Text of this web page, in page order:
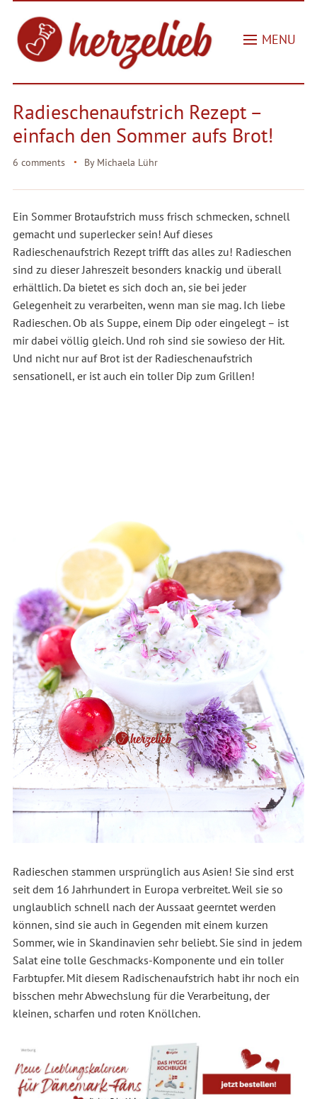
MENU
Radieschenaufstrich Rezept –
einfach den Sommer aufs Brot!
6 comments By Michaela Lühr
Ein Sommer Brotaufstrich muss frisch schmecken, schnell
gemacht und superlecker sein! Auf dieses
Radieschenaufstrich Rezept trifft das alles zu! Radieschen
sind zu dieser Jahreszeit besonders knackig und überall
erhältlich. Da bietet es sich doch an, sie bei jeder
Gelegenheit zu verarbeiten, wenn man sie mag. Ich liebe
Radieschen. Ob als Suppe, einem Dip oder eingelegt – ist
mir dabei völlig gleich. Und roh sind sie sowieso der Hit.
Und nicht nur auf Brot ist der Radieschenaufstrich
sensationell, er ist auch ein toller Dip zum Grillen!
Radieschen stammen ursprünglich aus Asien! Sie sind erst
seit dem 16 Jahrhundert in Europa verbreitet. Weil sie so
unglaublich schnell nach der Aussaat geerntet werden
können, sind sie auch in Gegenden mit einem kurzen
Sommer, wie in Skandinavien sehr beliebt. Sie sind in jedem
Salat eine tolle Geschmacks-Komponente und ein toller
Farbtupfer. Mit diesem Radischenaufstrich habt ihr noch ein
bisschen mehr Abwechslung für die Verarbeitung, der
kleinen, scharfen und roten Knöllchen.